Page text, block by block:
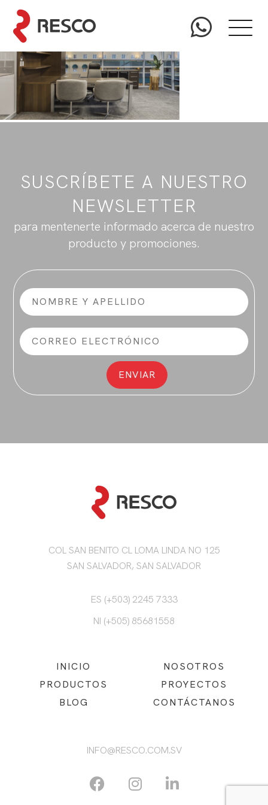
SUSCRÍBETE A NUESTRO
NEWSLETTER
para mentenerte informado acerca de nuestro
producto y promociones.
COL SAN BENITO CL LOMA LINDA NO 125
SAN SALVADOR, SAN SALVADOR
ES (+503) 2245 7333
NI (+505) 85681558
INICIO
NOSOTROS
PRODUCTOS
PROYECTOS
BLOG
CONTÁCTANOS
INFO@RESCO.COM.SV